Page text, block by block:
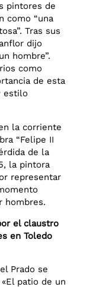
pintores de
como “una
Tras sus
dijo
hombre”.
como
de esta
estilo
la corriente
“Felipe II
de la
la pintora
representar
hombres.
el claustro
en Toledo
Prado se
patio de un